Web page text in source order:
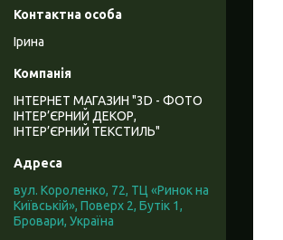
Ірина
ІНТЕРНЕТ МАГАЗИН "3D - ФОТО
ІНТЕР’ЄРНИЙ ДЕКОР,
ІНТЕР’ЄРНИЙ ТЕКСТИЛЬ"
вул. Короленко, 72, ТЦ «Ринок на
Київській», Поверх 2, Бутік 1,
Бровари, Україна